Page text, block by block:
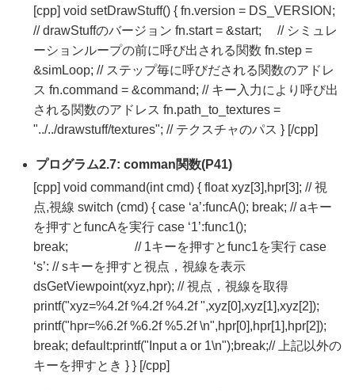
[cpp] void setDrawStuff() { fn.version = DS_VERSION;
// drawStuffのバージョン fn.start = &start; // シミュレ
ーションループの前に呼び出される関数 fn.step =
&simLoop; // ステップ毎に呼びだされる関数のアドレ
ス fn.command = &command; // キー入力により呼び出
される関数のアドレス fn.path_to_textures =
"../../drawstuff/textures"; // テクスチャのパス } [/cpp]
プログラム2.7: comman関数(P41)
[cpp] void command(int cmd) { float xyz[3],hpr[3]; // 視
点,視線 switch (cmd) { case ‘a’:funcA(); break; // aキー
を押すとfuncAを実行 case ‘1’:func1();
break; // 1キーを押すとfunc1を実行 case
‘s’: // sキーを押すと視点，視線を表示
dsGetViewpoint(xyz,hpr); // 視点，視線を取得
printf("xyz=%4.2f %4.2f %4.2f ",xyz[0],xyz[1],xyz[2]);
printf("hpr=%6.2f %6.2f %5.2f \n",hpr[0],hpr[1],hpr[2]);
break; default:printf("Input a or 1\n");break;// 上記以外の
キーを押すとき } } [/cpp]